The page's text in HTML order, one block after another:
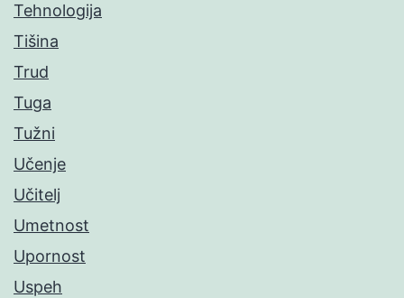
Tehnologija
Tišina
Trud
Tuga
Tužni
Učenje
Učitelj
Umetnost
Upornost
Uspeh